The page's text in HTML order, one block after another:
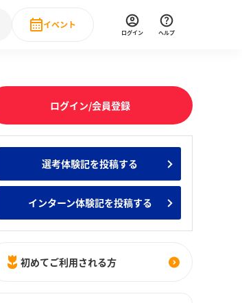
業ランキング みんなのインターン人気企業ランキ
ンタビュー
イベント
直近のイベント一覧
ログイン ヘルプ
ログイン/会員登録
選考体験記を投稿する
インターン体験記を投稿する
初めてご利用される方